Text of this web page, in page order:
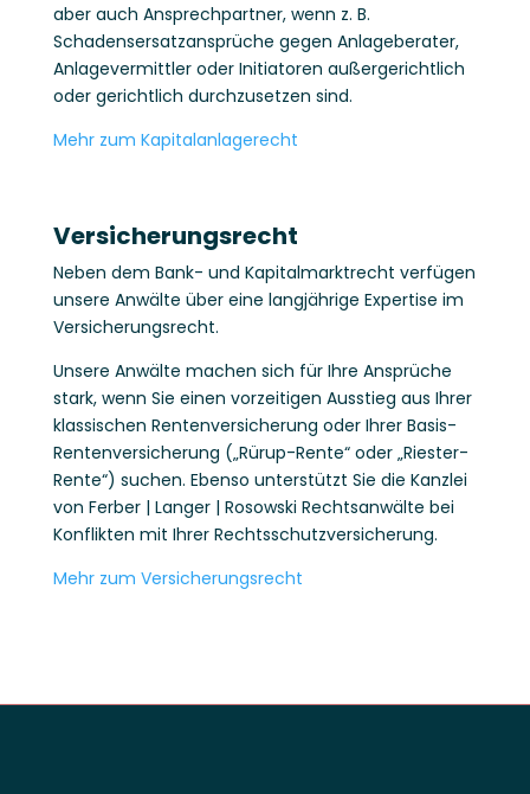
aber auch Ansprechpartner, wenn z. B.
Schadensersatzansprüche gegen Anlageberater,
Anlagevermittler oder Initiatoren außergerichtlich
oder gerichtlich durchzusetzen sind.
Mehr zum Kapitalanlagerecht
Versicherungsrecht
Neben dem Bank- und Kapitalmarktrecht verfügen
unsere Anwälte über eine langjährige Expertise im
Versicherungsrecht.
Unsere Anwälte machen sich für Ihre Ansprüche
stark, wenn Sie einen vorzeitigen Ausstieg aus Ihrer
klassischen Rentenversicherung oder Ihrer Basis-
Rentenversicherung („Rürup-Rente“ oder „Riester-
Rente“) suchen. Ebenso unterstützt Sie die Kanzlei
von Ferber | Langer | Rosowski Rechtsanwälte bei
Konflikten mit Ihrer Rechtsschutzversicherung.
Mehr zum Versicherungsrecht